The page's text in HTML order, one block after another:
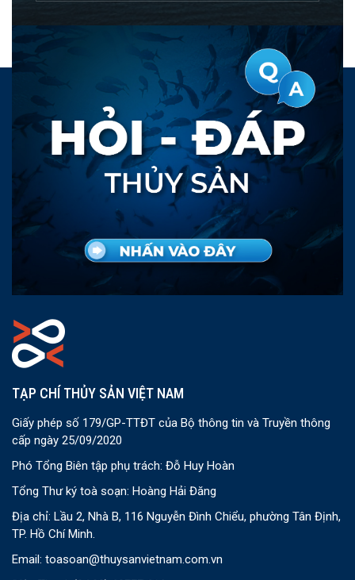
TẠP CHÍ THỦY SẢN VIỆT NAM
Giấy phép số 179/GP-TTĐT của Bộ thông tin và Truyền thông
cấp ngày 25/09/2020
Phó Tổng Biên tập phụ trách: Đỗ Huy Hoàn
Tổng Thư ký toà soạn: Hoàng Hải Đăng
Địa chỉ: Lầu 2, Nhà B, 116 Nguyễn Đình Chiểu, phường Tân Định,
TP. Hồ Chí Minh.
Email: toasoan@thuysanvietnam.com.vn